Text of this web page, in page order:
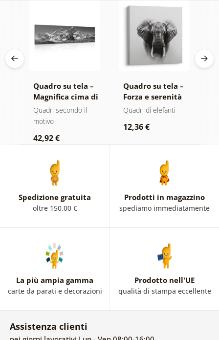
Quadro su tela –
Magnifica cima di
montagna in
bianco e nero
Quadri secondo il
motivo
42,92 €
Quadro su tela –
Forza e serenità
dell'elefante
Quadri di elefanti
12,36 €
Spedizione gratuita
oltre 150,00 €
Prodotti in magazzino
spediamo immediatamente
La più ampia gamma
carte da parati e decorazioni
Prodotto nell'UE
qualità di stampa eccellente
Assistenza clienti